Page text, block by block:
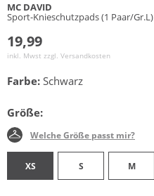
MC DAVID
Sport-Knieschutzpads (1 Paar/Gr.L)
19,99
inkl. Mwst zzgl. Versandkosten
Farbe: Schwarz
Größe:
Welche Größe passt mir?
XS S M